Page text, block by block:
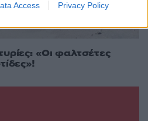
Access Privacy Policy
«Οι φαλτσέτες